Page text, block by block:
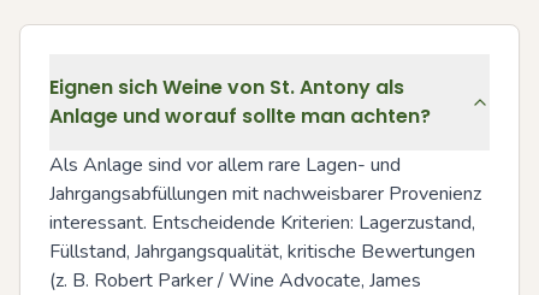
Eignen sich Weine von St. Antony als
Anlage und worauf sollte man achten?
Als Anlage sind vor allem rare Lagen- und
Jahrgangsabfüllungen mit nachweisbarer Provenienz
interessant. Entscheidende Kriterien: Lagerzustand,
Füllstand, Jahrgangsqualität, kritische Bewertungen
(z. B. Robert Parker / Wine Advocate, James